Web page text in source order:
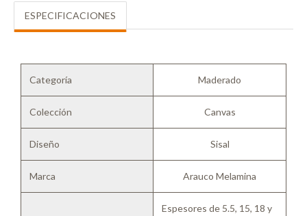
ESPECIFICACIONES
Categoría Maderado
Colección Canvas
Diseño Sisal
Marca Arauco Melamina
Espesores de 5.5, 15, 18 y